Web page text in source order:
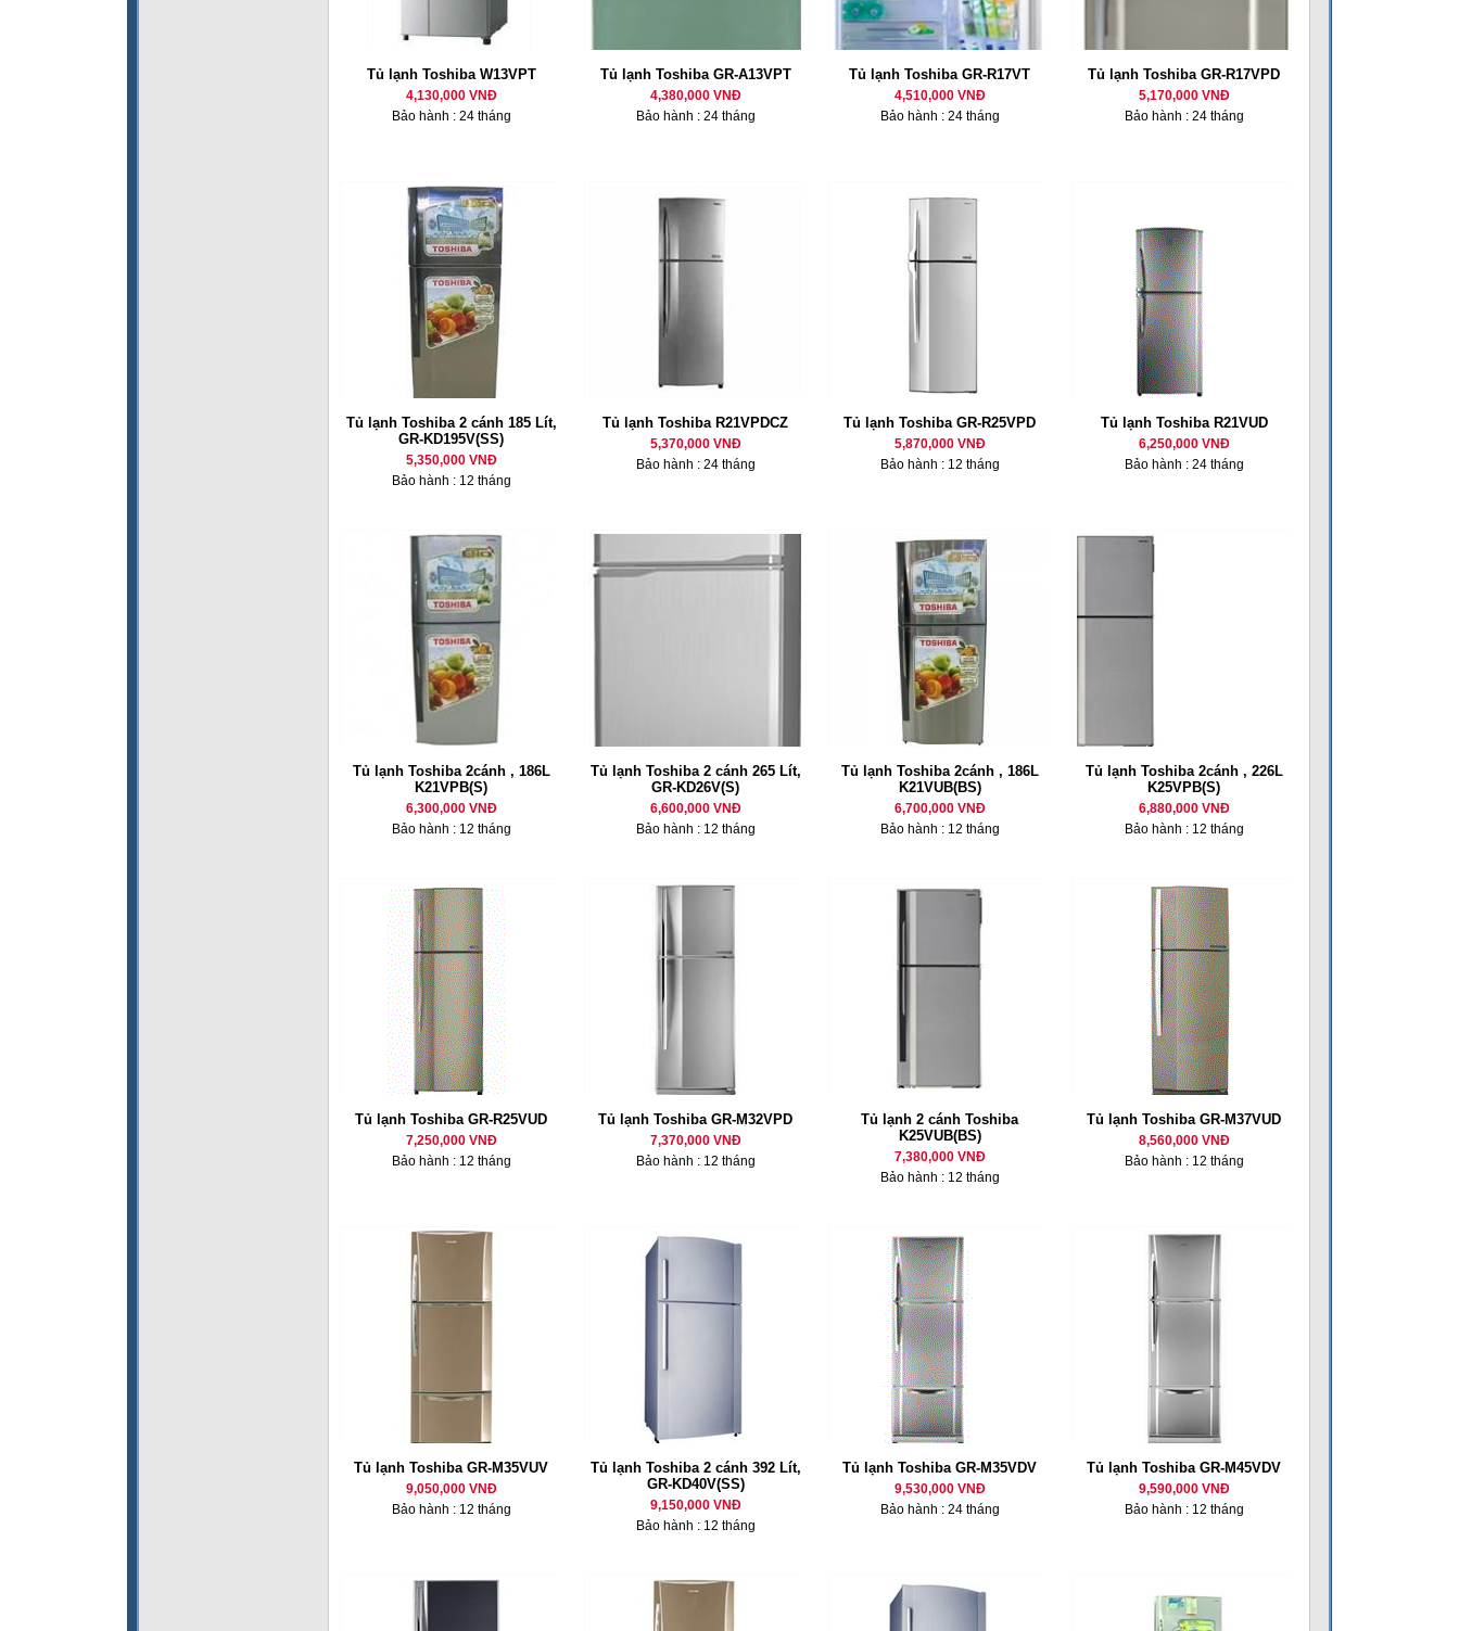
Tủ lạnh Toshiba W13VPT
4,130,000 VNĐ
Bảo hành : 24 tháng
Tủ lạnh Toshiba GR-A13VPT
4,380,000 VNĐ
Bảo hành : 24 tháng
Tủ lạnh Toshiba GR-R17VT
4,510,000 VNĐ
Bảo hành : 24 tháng
Tủ lạnh Toshiba GR-R17VPD
5,170,000 VNĐ
Bảo hành : 24 tháng
Tủ lạnh Toshiba 2 cánh 185 Lít,
GR-KD195V(SS)
5,350,000 VNĐ
Bảo hành : 12 tháng
Tủ lạnh Toshiba R21VPDCZ
5,370,000 VNĐ
Bảo hành : 24 tháng
Tủ lạnh Toshiba GR-R25VPD
5,870,000 VNĐ
Bảo hành : 12 tháng
Tủ lạnh Toshiba R21VUD
6,250,000 VNĐ
Bảo hành : 24 tháng
Tủ lạnh Toshiba 2cánh , 186L
K21VPB(S)
6,300,000 VNĐ
Bảo hành : 12 tháng
Tủ lạnh Toshiba 2 cánh 265 Lít,
GR-KD26V(S)
6,600,000 VNĐ
Bảo hành : 12 tháng
Tủ lạnh Toshiba 2cánh , 186L
K21VUB(BS)
6,700,000 VNĐ
Bảo hành : 12 tháng
Tủ lạnh Toshiba 2cánh , 226L
K25VPB(S)
6,880,000 VNĐ
Bảo hành : 12 tháng
Tủ lạnh Toshiba GR-R25VUD
7,250,000 VNĐ
Bảo hành : 12 tháng
Tủ lạnh Toshiba GR-M32VPD
7,370,000 VNĐ
Bảo hành : 12 tháng
Tủ lạnh 2 cánh Toshiba
K25VUB(BS)
7,380,000 VNĐ
Bảo hành : 12 tháng
Tủ lạnh Toshiba GR-M37VUD
8,560,000 VNĐ
Bảo hành : 12 tháng
Tủ lạnh Toshiba GR-M35VUV
9,050,000 VNĐ
Bảo hành : 12 tháng
Tủ lạnh Toshiba 2 cánh 392 Lít,
GR-KD40V(SS)
9,150,000 VNĐ
Bảo hành : 12 tháng
Tủ lạnh Toshiba GR-M35VDV
9,530,000 VNĐ
Bảo hành : 24 tháng
Tủ lạnh Toshiba GR-M45VDV
9,590,000 VNĐ
Bảo hành : 12 tháng